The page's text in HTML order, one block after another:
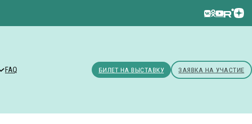
FAQ БИЛЕТ НА ВЫСТАВКУ ЗАЯВКА НА УЧАСТИЕ